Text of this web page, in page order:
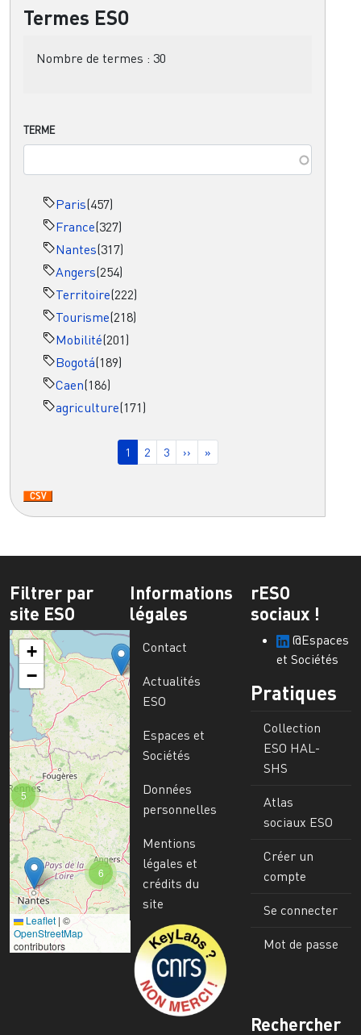
Termes ESO
Nombre de termes : 30
TERME
Paris(457)
France(327)
Nantes(317)
Angers(254)
Territoire(222)
Tourisme(218)
Mobilité(201)
Bogotá(189)
Caen(186)
agriculture(171)
Page courante
1 Page
2 Page
3 Page suivante
›› Dernière page
»
Filtrer par
site ESO
6
5
+
−
Leaflet | ©
OpenStreetMap
contributors
Informations
légales
Contact
Actualités
ESO
Espaces et
Sociétés
Données
personnelles
Mentions
légales et
crédits du
site
Image
rESO
sociaux !
@Espaces
et Sociétés
Pratiques
Collection
ESO HAL-
SHS
Atlas
sociaux ESO
Créer un
compte
Se connecter
Mot de passe
Rechercher